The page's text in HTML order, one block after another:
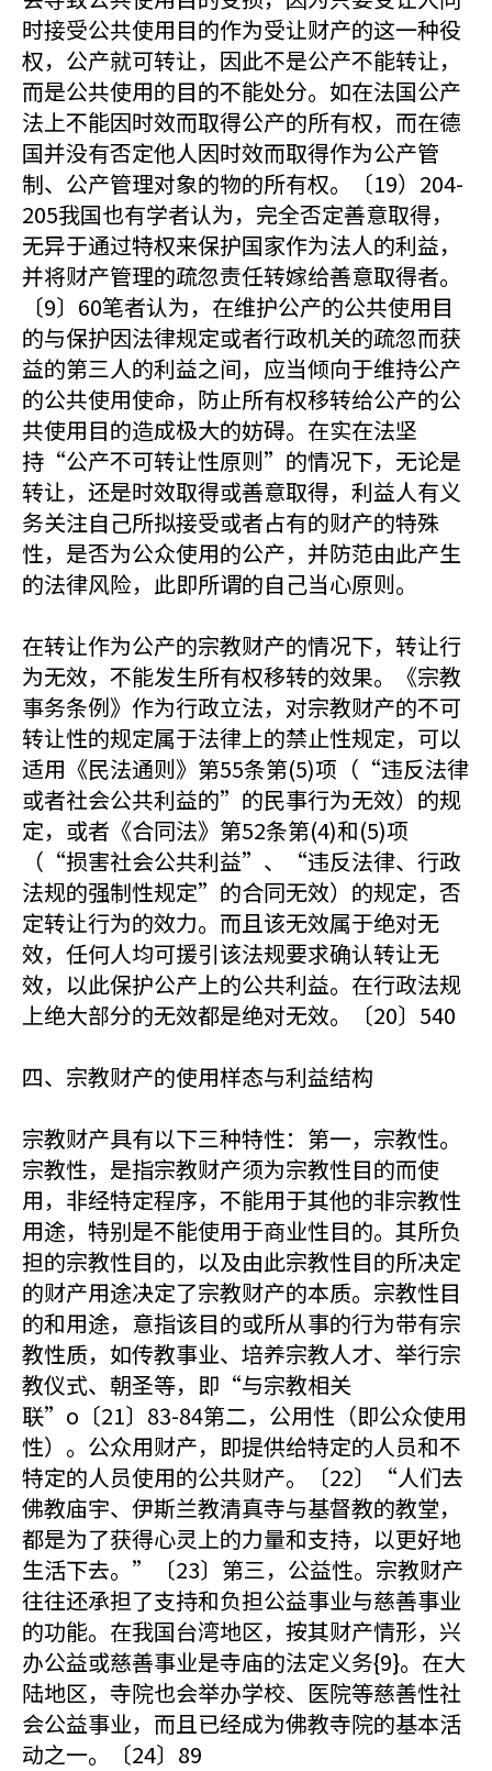
时接受公共使用目的作为受让财产的这一种役
权，公产就可转让，因此不是公产不能转让，
而是公共使用的目的不能处分。如在法国公产
法上不能因时效而取得公产的所有权，而在德
国并没有否定他人因时效而取得作为公产管
制、公产管理对象的物的所有权。〔19）204-
205我国也有学者认为，完全否定善意取得，
无异于通过特权来保护国家作为法人的利益，
并将财产管理的疏忽责任转嫁给善意取得者。
〔9〕60笔者认为，在维护公产的公共使用目
的与保护因法律规定或者行政机关的疏忽而获
益的第三人的利益之间，应当倾向于维持公产
的公共使用使命，防止所有权移转给公产的公
共使用目的造成极大的妨碍。在实在法坚
持“公产不可转让性原则”的情况下，无论是
转让，还是时效取得或善意取得，利益人有义
务关注自己所拟接受或者占有的财产的特殊
性，是否为公众使用的公产，并防范由此产生
的法律风险，此即所谓的自己当心原则。
在转让作为公产的宗教财产的情况下，转让行
为无效，不能发生所有权移转的效果。《宗教
事务条例》作为行政立法，对宗教财产的不可
转让性的规定属于法律上的禁止性规定，可以
适用《民法通则》第55条第(5)项（“违反法律
或者社会公共利益的”的民事行为无效）的规
定，或者《合同法》第52条第(4)和(5)项
（“损害社会公共利益”、“违反法律、行政
法规的强制性规定”的合同无效）的规定，否
定转让行为的效力。而且该无效属于绝对无
效，任何人均可援引该法规要求确认转让无
效，以此保护公产上的公共利益。在行政法规
上绝大部分的无效都是绝对无效。〔20〕540
四、宗教财产的使用样态与利益结构
宗教财产具有以下三种特性：第一，宗教性。
宗教性，是指宗教财产须为宗教性目的而使
用，非经特定程序，不能用于其他的非宗教性
用途，特别是不能使用于商业性目的。其所负
担的宗教性目的，以及由此宗教性目的所决定
的财产用途决定了宗教财产的本质。宗教性目
的和用途，意指该目的或所从事的行为带有宗
教性质，如传教事业、培养宗教人才、举行宗
教仪式、朝圣等，即“与宗教相关
联”o〔21〕83-84第二，公用性（即公众使用
性）。公众用财产，即提供给特定的人员和不
特定的人员使用的公共财产。〔22〕“人们去
佛教庙宇、伊斯兰教清真寺与基督教的教堂，
都是为了获得心灵上的力量和支持，以更好地
生活下去。”〔23〕第三，公益性。宗教财产
往往还承担了支持和负担公益事业与慈善事业
的功能。在我国台湾地区，按其财产情形，兴
办公益或慈善事业是寺庙的法定义务{9}。在大
陆地区，寺院也会举办学校、医院等慈善性社
会公益事业，而且已经成为佛教寺院的基本活
动之一。〔24〕89